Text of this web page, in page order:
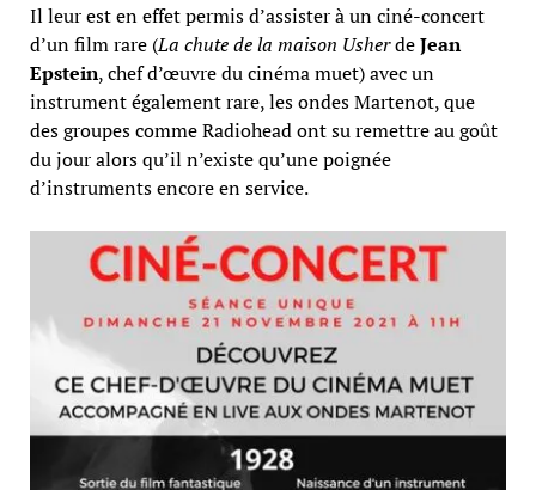
Il leur est en effet permis d’assister à un ciné-concert
d’un film rare (La chute de la maison UsherdeJean
Epstein, chef d’œuvre du cinéma muet) avec un
instrument également rare, les ondes Martenot, que
des groupes comme Radiohead ont su remettre au goût
du jour alors qu’il n’existe qu’une poignée
d’instruments encore en service.